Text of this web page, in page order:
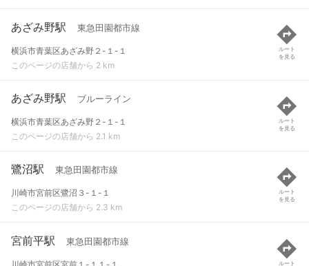
あざみ野駅 東急田園都市線
横浜市青葉区あざみ野２-１-１
このページの店舗から 2 km
ルート
を見る
あざみ野駅 ブルーライン
横浜市青葉区あざみ野２-１-１
このページの店舗から 2.1 km
ルート
を見る
鷺沼駅 東急田園都市線
川崎市宮前区鷺沼３-１-１
このページの店舗から 2.3 km
ルート
を見る
宮前平駅 東急田園都市線
ルート